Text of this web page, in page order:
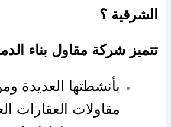
الشرقية ؟
تتميز شركة مقاول بناء
بأنشطتها العديدة
مقاولات العقارات